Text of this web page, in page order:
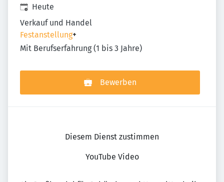
Veröffentlicht
Heute
Verkauf und Handel
Festanstellung+
Mit Berufserfahrung (1 bis 3 Jahre)
Bewerben
Diesem Dienst zustimmen
YouTube Video